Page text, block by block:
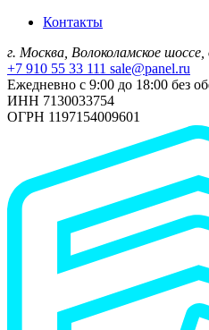
Контакты
г. Москва, Волоколамское
+7 910 55 33 111 sale@panel.ru
Ежедневно с 9:00 до 18:00 без
ИНН 7130033754
ОГРН 1197154009601